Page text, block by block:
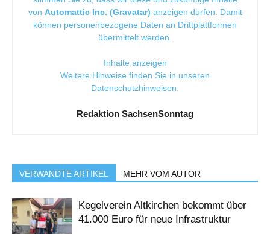
von Automattic Inc. (Gravatar) anzeigen dürfen. Damit
können personenbezogene Daten an Drittplattformen
übermittelt werden.
Inhalte anzeigen
Weitere Hinweise finden Sie in unseren
Datenschutzhinweisen
Redaktion SachsenSonntag
VERWANDTE ARTIKEL MEHR VOM AUTOR
Kegelverein Altkirchen bekommt über
41.000 Euro für neue Infrastruktur